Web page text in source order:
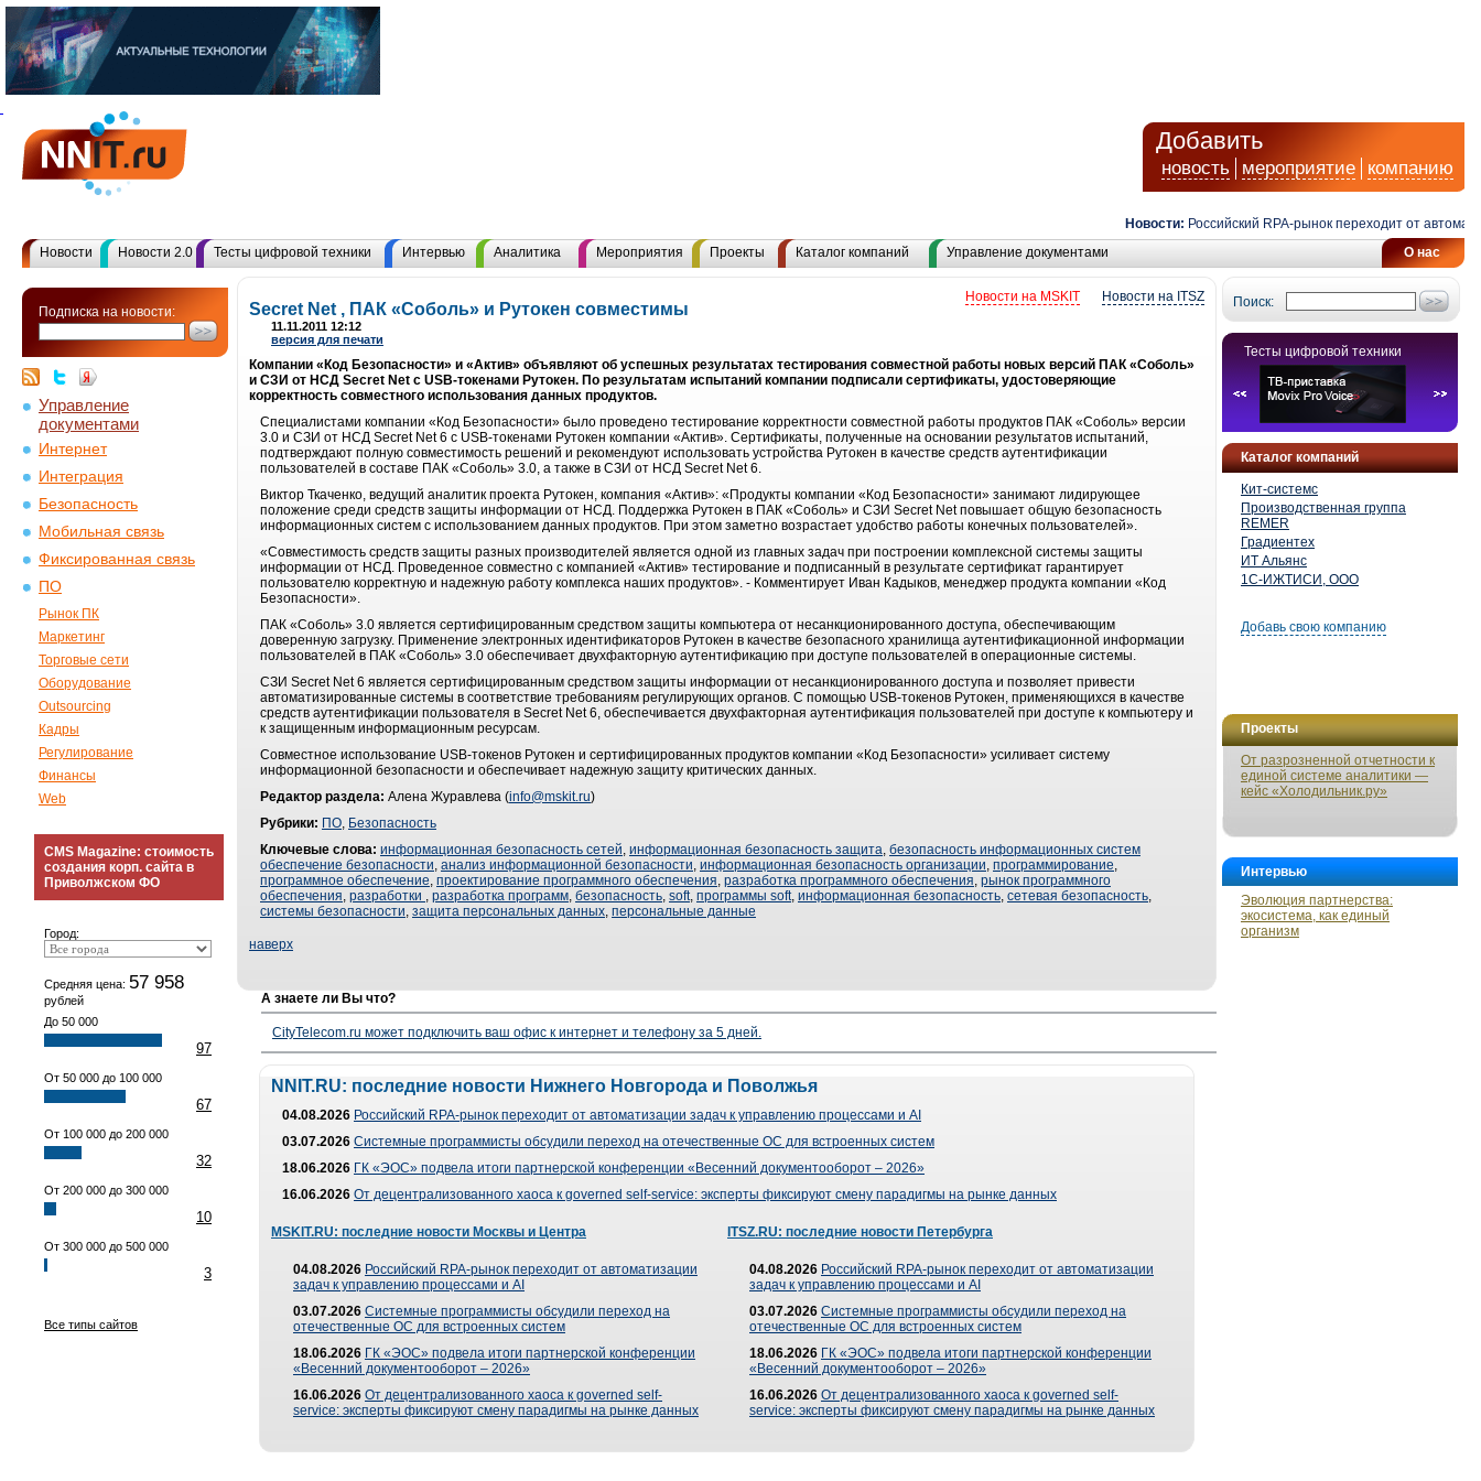
Добавить
новость мероприятие компанию
Новости: Российский RPA-рынок переходит от
О нас
Новости Новости 2.0 Тесты цифровой техники Интервью Аналитика Мероприятия Проекты Каталог компаний Управление документами
Подписка на новости:
Управление
документами
Интернет
Интеграция
Безопасность
Мобильная связь
Фиксированная связь
ПО
Рынок ПК
Маркетинг
Торговые сети
Оборудование
Outsourcing
Кадры
Регулирование
Финансы
Web
CMS Magazine: стоимость
создания корп. сайта в
Приволжском ФО
Город:
Средняя цена: 57 958
рублей
До 50 000
97
От 50 000 до 100 000
67
От 100 000 до 200 000
32
От 200 000 до 300 000
10
От 300 000 до 500 000
3
Все типы сайтов
Поиск:
Тесты цифровой техники
Каталог компаний
Кит-системс
Производственная группа
REMER
Градиентех
ИТ Альянс
1С-ИЖТИСИ, ООО
Добавь свою компанию
Проекты
От разрозненной отчетности к
единой системе аналитики —
кейс «Холодильник.ру»
Интервью
Эволюция партнерства:
экосистема, как единый
организм
Новости на ITSZ
Новости на MSKIT
Secret Net , ПАК «Соболь» и Рутокен совместимы
11.11.2011 12:12
версия для печати
Компании «Код Безопасности» и «Актив» объявляют об успешных результатах тестирования совместной работы новых версий ПАК «Соболь»
и СЗИ от НСД Secret Net с USB-токенами Рутокен. По результатам испытаний компании подписали сертификаты, удостоверяющие
корректность совместного использования данных продуктов.
Специалистами компании «Код Безопасности» было проведено тестирование корректности совместной работы продуктов ПАК «Соболь» версии
3.0 и СЗИ от НСД Secret Net 6 с USB-токенами Рутокен компании «Актив». Сертификаты, полученные на основании результатов испытаний,
подтверждают полную совместимость решений и рекомендуют использовать устройства Рутокен в качестве средств аутентификации
пользователей в составе ПАК «Соболь» 3.0, а также в СЗИ от НСД Secret Net 6.
Виктор Ткаченко, ведущий аналитик проекта Рутокен, компания «Актив»: «Продукты компании «Код Безопасности» занимают лидирующее
положение среди средств защиты информации от НСД. Поддержка Рутокен в ПАК «Соболь» и СЗИ Secret Net повышает общую безопасность
информационных систем с использованием данных продуктов. При этом заметно возрастает удобство работы конечных пользователей».
«Совместимость средств защиты разных производителей является одной из главных задач при построении комплексной системы защиты
информации от НСД. Проведенное совместно с компанией «Актив» тестирование и подписанный в результате сертификат гарантирует
пользователю корректную и надежную работу комплекса наших продуктов». - Комментирует Иван Кадыков, менеджер продукта компании «Код
Безопасности».
ПАК «Соболь» 3.0 является сертифицированным средством защиты компьютера от несанкционированного доступа, обеспечивающим
доверенную загрузку. Применение электронных идентификаторов Рутокен в качестве безопасного хранилища аутентификационной информации
пользователей в ПАК «Соболь» 3.0 обеспечивает двухфакторную аутентификацию при доступе пользователей в операционные системы.
СЗИ Secret Net 6 является сертифицированным средством защиты информации от несанкционированного доступа и позволяет привести
автоматизированные системы в соответствие требованиям регулирующих органов. С помощью USB-токенов Рутокен, применяющихся в качестве
средств аутентификации пользователя в Secret Net 6, обеспечивается двухфакторная аутентификация пользователей при доступе к компьютеру и
к защищенным информационным ресурсам.
Совместное использование USB-токенов Рутокен и сертифицированных продуктов компании «Код Безопасности» усиливает систему
информационной безопасности и обеспечивает надежную защиту критических данных.
Редактор раздела: Алена Журавлева (info@mskit.ru)
Рубрики: ПО, Безопасность
Ключевые слова: информационная безопасность сетей, информационная безопасность защита, безопасность информационных систем
обеспечение безопасности, анализ информационной безопасности, информационная безопасность организации, программирование,
программное обеспечение, проектирование программного обеспечения, разработка программного обеспечения, рынок программного
обеспечения, разработки , разработка программ, безопасность, soft, программы soft, информационная безопасность, сетевая безопасность,
системы безопасности, защита персональных данных, персональные данные
наверх
А знаете ли Вы что?
CityTelecom.ru может подключить ваш офис к интернет и телефону за 5 дней.
NNIT.RU: последние новости Нижнего Новгорода и Поволжья
04.08.2026 Российский RPA-рынок переходит от автоматизации задач к управлению процессами и AI
03.07.2026 Системные программисты обсудили переход на отечественные ОС для встроенных систем
18.06.2026 ГК «ЭОС» подвела итоги партнерской конференции «Весенний документооборот – 2026»
16.06.2026 От децентрализованного хаоса к governed self-service: эксперты фиксируют смену парадигмы на рынке данных
MSKIT.RU: последние новости Москвы и Центра
04.08.2026 Российский RPA-рынок переходит от автоматизации
задач к управлению процессами и AI
03.07.2026 Системные программисты обсудили переход на
отечественные ОС для встроенных систем
18.06.2026 ГК «ЭОС» подвела итоги партнерской конференции
«Весенний документооборот – 2026»
16.06.2026 От децентрализованного хаоса к governed self-
service: эксперты фиксируют смену парадигмы на рынке данных
ITSZ.RU: последние новости Петербурга
04.08.2026 Российский RPA-рынок переходит от автоматизации
задач к управлению процессами и AI
03.07.2026 Системные программисты обсудили переход на
отечественные ОС для встроенных систем
18.06.2026 ГК «ЭОС» подвела итоги партнерской конференции
«Весенний документооборот – 2026»
16.06.2026 От децентрализованного хаоса к governed self-
service: эксперты фиксируют смену парадигмы на рынке данных